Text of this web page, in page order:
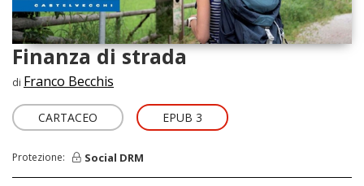
Finanza di strada
di Franco Becchis
CARTACEO EPUB 3
Protezione: Social DRM